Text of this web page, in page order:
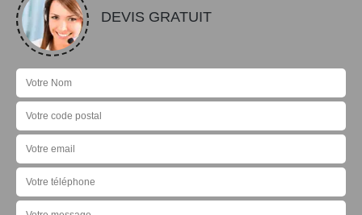
DEVIS GRATUIT